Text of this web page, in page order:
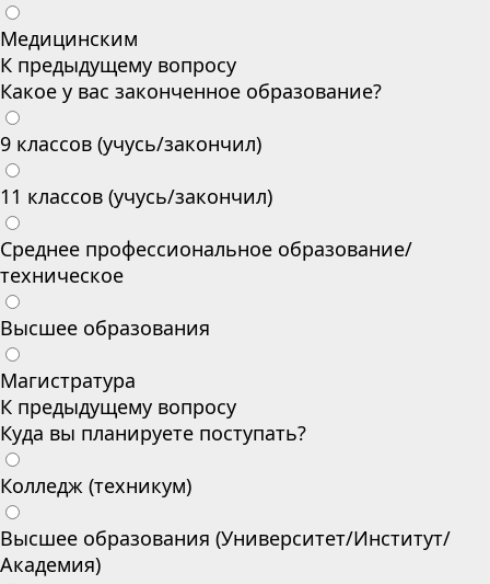
Медицинским
К предыдущему вопросу
Какое у вас законченное образование?
9 классов (учусь/закончил)
11 классов (учусь/закончил)
Среднее профессиональное образование/
техническое
Высшее образования
Магистратура
К предыдущему вопросу
Куда вы планируете поступать?
Колледж (техникум)
Высшее образования (Университет/Институт/
Академия)